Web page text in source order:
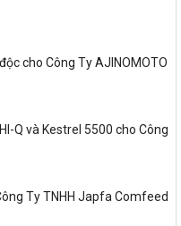
cho Công Ty AJINOMOTO
Q và Kestrel 5500 cho Công
Ty TNHH Japfa Comfeed